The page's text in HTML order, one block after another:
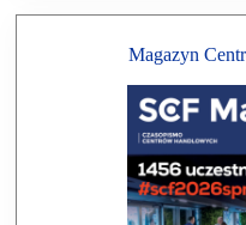
Magazyn